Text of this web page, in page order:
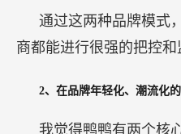
通过这两种品牌模式
商都能进行很强的把控和
2、在品牌年轻化、潮流化
我觉得鸭鸭有两个核